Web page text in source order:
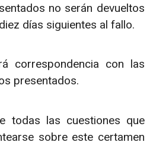
no serán devueltos
días siguientes al fallo.
correspondencia con las
presentados.
todas las cuestiones que
sobre este certamen